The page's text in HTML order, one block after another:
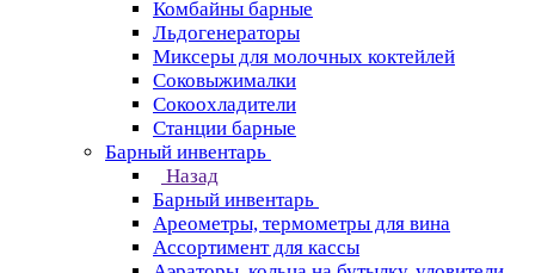
Комбайны барные
Льдогенераторы
Миксеры для молочных коктейлей
Соковыжималки
Сокоохладители
Станции барные
Барный инвентарь
Назад
Барный инвентарь
Ареометры, термометры для вина
Ассортимент для кассы